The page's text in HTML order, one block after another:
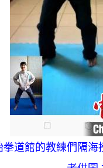
道館的教練們隔